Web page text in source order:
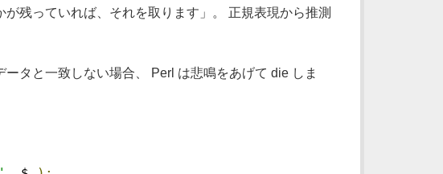
残っていれば、それを取ります」。 正規表現から推測
ータと一致しない場合、 Perl は悲鳴をあげて die しま